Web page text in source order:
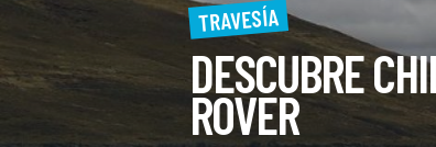
TRAVESÍA
DESCUBRE
ROVER